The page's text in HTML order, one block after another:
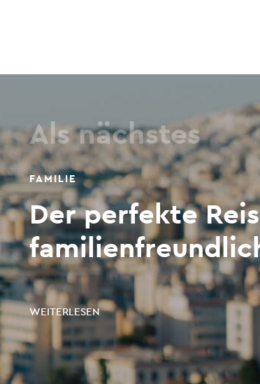
Als nächstes
FAMILIE
Der perfekte
WEITERLESEN